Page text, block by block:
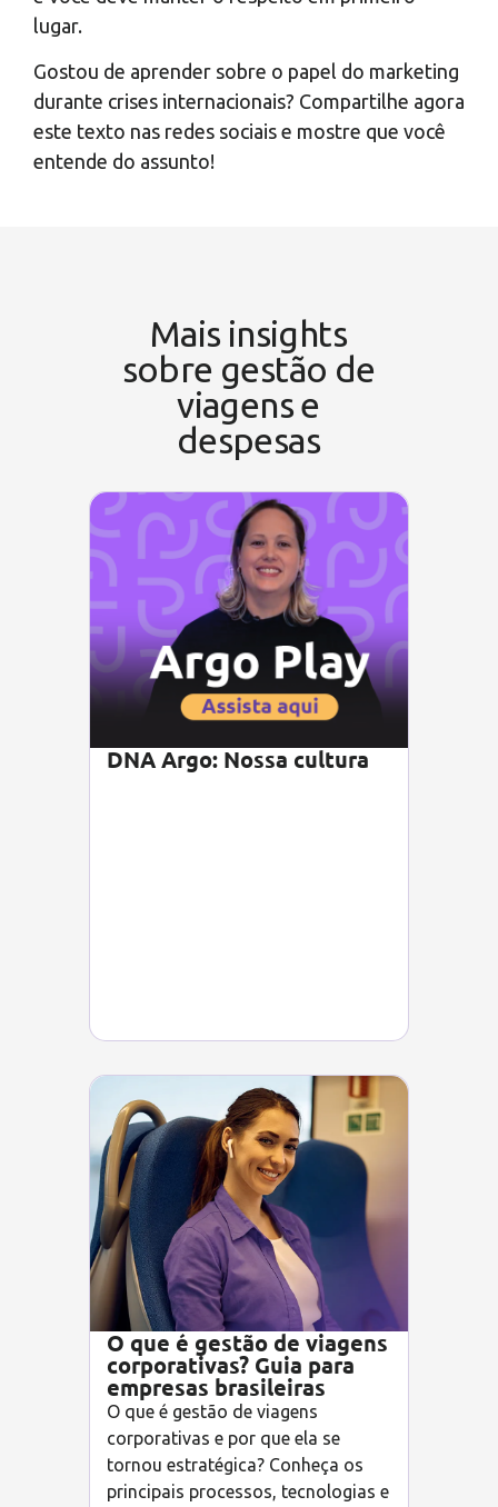
lugar.
Gostou de aprender sobre o papel do marketing
durante crises internacionais? Compartilhe agora
este texto nas redes sociais e mostre que você
entende do assunto!
Mais insights
sobre gestão de
viagens e
despesas
DNA Argo: Nossa cultura
O que é gestão de viagens
corporativas? Guia para
empresas brasileiras
O que é gestão de viagens
corporativas e por que ela se
tornou estratégica? Conheça os
principais processos, tecnologias e